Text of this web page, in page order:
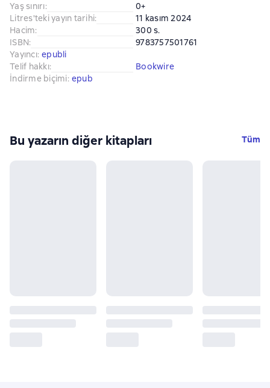
Yaş sınırı:
0+
Litres'teki yayın tarihi:
11 kasım 2024
Hacim:
300 s.
ISBN:
9783757501761
Yayıncı: epubli
Telif hakkı:
Bookwire
İndirme biçimi: epub
Bu yazarın diğer kitapları Tüm